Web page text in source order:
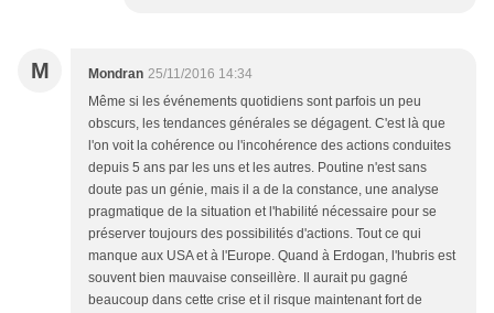
M Mondran 25/11/2016 14:34
Même si les événements quotidiens sont parfois un peu
obscurs, les tendances générales se dégagent. C'est là que
l'on voit la cohérence ou l'incohérence des actions conduites
depuis 5 ans par les uns et les autres. Poutine n'est sans
doute pas un génie, mais il a de la constance, une analyse
pragmatique de la situation et l'habilité nécessaire pour se
préserver toujours des possibilités d'actions. Tout ce qui
manque aux USA et à l'Europe. Quand à Erdogan, l'hubris est
souvent bien mauvaise conseillère. Il aurait pu gagné
beaucoup dans cette crise et il risque maintenant fort de